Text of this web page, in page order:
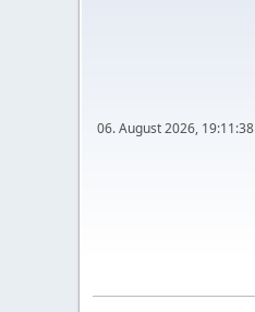
06. August 2026, 19:11:38